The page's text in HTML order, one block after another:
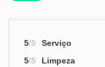
5/5
Serviço
5/5
Limpeza